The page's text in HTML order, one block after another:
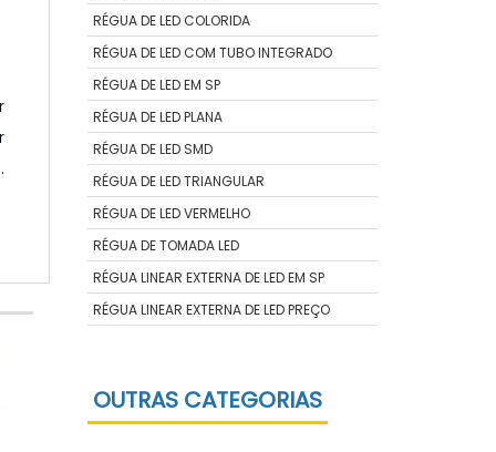
RÉGUA DE LED COLORIDA
RÉGUA DE LED COM TUBO INTEGRADO
RÉGUA DE LED EM SP
RÉGUA DE LED PLANA
RÉGUA DE LED SMD
RÉGUA DE LED TRIANGULAR
RÉGUA DE LED VERMELHO
RÉGUA DE TOMADA LED
RÉGUA LINEAR EXTERNA DE LED EM SP
RÉGUA LINEAR EXTERNA DE LED PREÇO
OUTRAS CATEGORIAS